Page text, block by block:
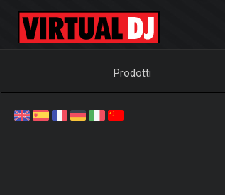
Prodotti